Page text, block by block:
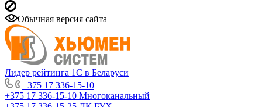
Обычная версия сайта
Лидер рейтинга 1С в Беларуси
+375 17 336-15-10
+375 17 336-15-10 Многоканальный